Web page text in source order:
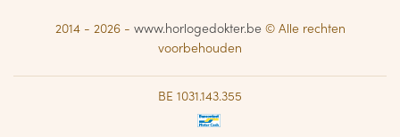
2014 - 2026 - www.horlogedokter.be© Alle rechten
voorbehouden
BE 1031.143.355